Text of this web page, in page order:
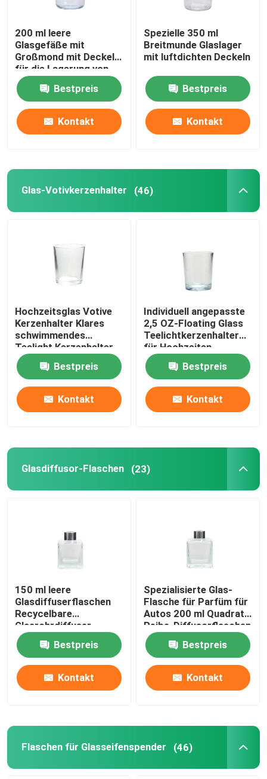
Glaswasserpitcher
Glasweindekanzer
Glasnahrungsmittelvorratsbehälter
200 ml leere
Glasgefäße mit
Großmond mit Deckel
für die Lagerung von
Lebensmitteln
Bestpreis
Kontakt
Spezielle 350 ml
Breitmunde Glaslager
mit luftdichten Deckeln
Bestpreis
Kontakt
Glas-Votivkerzenhalter (46)
Hochzeitsglas Votive
Kerzenhalter Klares
schwimmendes
Tealight Kerzenhalter
Bestpreis
Kontakt
Individuell angepasste
2,5 OZ-Floating Glass
Teelichtkerzenhalter
für Hochzeiten
Bestpreis
Kontakt
Glasdiffusor-Flaschen (23)
150 ml leere
Glasdiffuserflaschen
Recycelbare
Glasrohrdiffuser
Bestpreis
Kontakt
Spezialisierte Glas-
Flasche für Parfüm für
Autos 200 ml Quadrat-
Reibe-Diffusorflaschen
Bestpreis
Kontakt
Flaschen für Glasseifenspender (46)